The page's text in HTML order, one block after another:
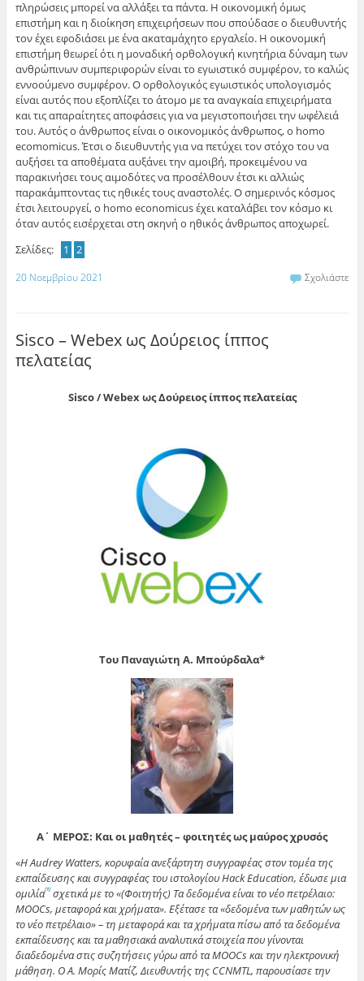
πληρώσεις μπορεί να αλλάξει τα πάντα. Η οικονομική όμως
επιστήμη και η διοίκηση επιχειρήσεων που σπούδασε ο διευθυντής
τον έχει εφοδιάσει με ένα ακαταμάχητο εργαλείο. Η οικονομική
επιστήμη θεωρεί ότι η μοναδική ορθολογική κινητήρια δύναμη των
ανθρώπινων συμπεριφορών είναι το εγωιστικό συμφέρον, το καλώς
εννοούμενο συμφέρον. Ο ορθολογικός εγωιστικός υπολογισμός
είναι αυτός που εξοπλίζει το άτομο με τα αναγκαία επιχειρήματα
και τις απαραίτητες αποφάσεις για να μεγιστοποιήσει την ωφέλειά
του. Αυτός ο άνθρωπος είναι ο οικονομικός άνθρωπος, ο homo
ecomomicus. Έτσι ο διευθυντής για να πετύχει τον στόχο του να
αυξήσει τα αποθέματα αυξάνει την αμοιβή, προκειμένου να
παρακινήσει τους αιμοδότες να προσέλθουν έτσι κι αλλιώς
παρακάμπτοντας τις ηθικές τους αναστολές. Ο σημερινός κόσμος
έτσι λειτουργεί, ο homo economicus έχει καταλάβει τον κόσμο κι
όταν αυτός εισέρχεται στη σκηνή ο ηθικός άνθρωπος αποχωρεί.
Σελίδες:
1 2
20 Νοεμβρίου 2021 Σχολιάστε
Sisco – Webex ως Δούρειος ίππος
πελατείας
Sisco / Webex ως Δούρειος ίππος πελατείας
Του Παναγιώτη Α. Μπούρδαλα*
Α΄ ΜΕΡΟΣ: Και οι μαθητές – φοιτητές ως μαύρος χρυσός
«Η Audrey Watters, κορυφαία ανεξάρτητη συγγραφέας στον τομέα της
εκπαίδευσης και συγγραφέας του ιστολογίου Hack Education, έδωσε μια
ομιλία[1]σχετικά με το «(Φοιτητής) Τα δεδομένα είναι το νέο πετρέλαιο:
MOOCs, μεταφορά και χρήματα». Εξέτασε τα «δεδομένα των μαθητών ως
το νέο πετρέλαιο» – τη μεταφορά και τα χρήματα πίσω από τα δεδομένα
εκπαίδευσης και τα μαθησιακά αναλυτικά στοιχεία που γίνονται
διαδεδομένα στις συζητήσεις γύρω από τα MOOCs και την ηλεκτρονική
μάθηση. Ο Α. Μορίς Ματίζ, Διευθυντής της CCNMTL, παρουσίασε την